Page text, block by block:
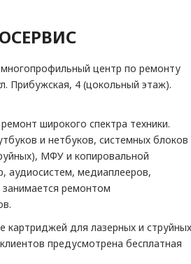
центр по ремонту
Прибужская, 4 (цокольный этаж).
широкого спектра техники.
и нетбуков, системных блоков
МФУ и копировальной
аудиосистем, медиаплееров,
ремонтом
картриджей для лазерных и струйных
предусмотрена бесплатная
МФУ